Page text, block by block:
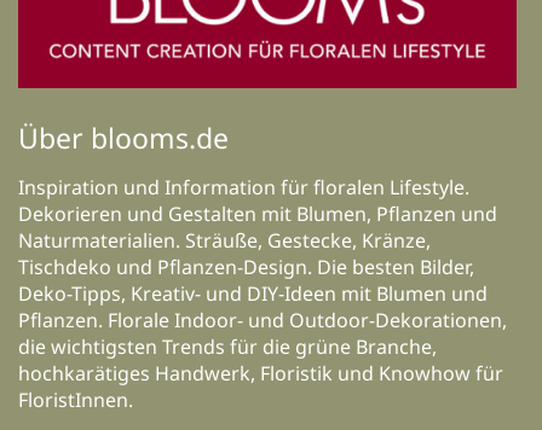
Über blooms.de
Inspiration und Information für floralen Lifestyle.
Dekorieren und Gestalten mit Blumen, Pflanzen und
Naturmaterialien. Sträuße, Gestecke, Kränze,
Tischdeko und Pflanzen-Design. Die besten Bilder,
Deko-Tipps, Kreativ- und DIY-Ideen mit Blumen und
Pflanzen. Florale Indoor- und Outdoor-Dekorationen,
die wichtigsten Trends für die grüne Branche,
hochkarätiges Handwerk, Floristik und Knowhow für
FloristInnen.